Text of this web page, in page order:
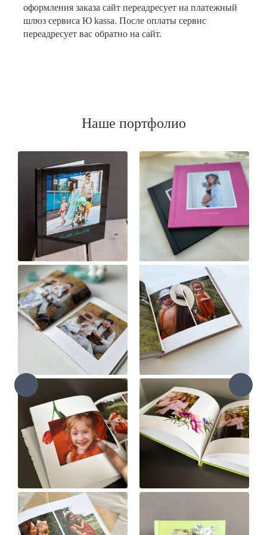
оформления заказа сайт переадресует на платежный
шлюз сервиса Ю kassa. После оплаты сервис
переадресует вас обратно на сайт.
Наше портфолио